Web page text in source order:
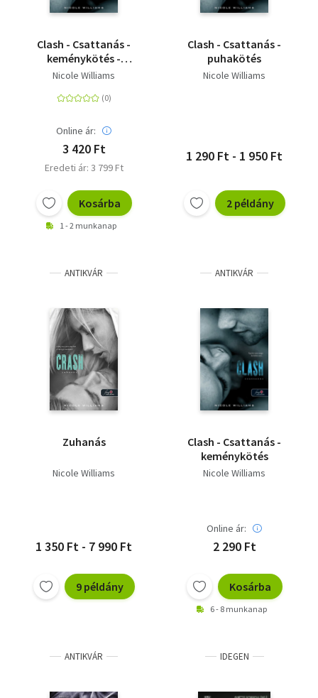
Clash - Csattanás -
keménykötés -
Zuhanás 2.
Nicole Williams
Online ár:
3 420 Ft
Eredeti ár: 3 799 Ft
Kosárba
1 - 2 munkanap
Clash - Csattanás -
puhakötés
Nicole Williams
1 290 Ft - 1 950 Ft
2 példány
ANTIKVÁR
Zuhanás
Nicole Williams
1 350 Ft - 7 990 Ft
9 példány
ANTIKVÁR
Clash - Csattanás -
keménykötés
Nicole Williams
Online ár:
2 290 Ft
Kosárba
6 - 8 munkanap
ANTIKVÁR IDEGEN